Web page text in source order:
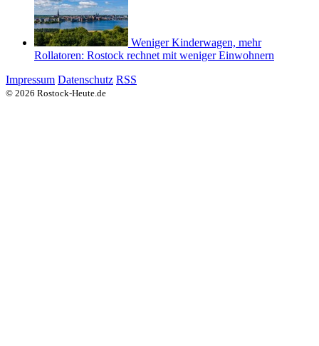
Weniger Kinderwagen, mehr
Rollatoren: Rostock rechnet mit weniger Einwohnern
Impressum Datenschutz RSS
© 2026 Rostock-Heute.de